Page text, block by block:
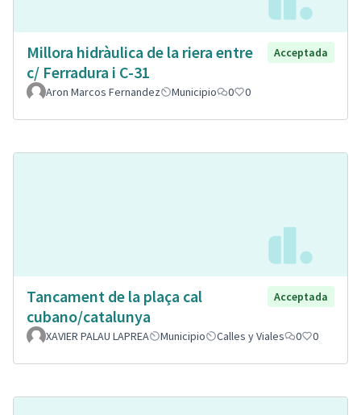
Millora hidràulica de la riera entre
c/ Ferradura i C-31
Acceptada
Aron Marcos Fernandez Municipio 0 0
Tancament de la plaça cal
cubano/catalunya
Acceptada
XAVIER PALAU LAPREA Municipio Calles y Viales 0 0